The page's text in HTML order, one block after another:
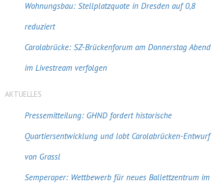
Wohnungsbau: Stellplatzquote in Dresden auf 0,8
reduziert
Carolabrücke: SZ-Brückenforum am Donnerstag Abend
im Livestream verfolgen
AKTUELLES
Pressemitteilung: GHND fordert historische
Quartiersentwicklung und lobt Carolabrücken-Entwurf
von Grassl
Semperoper: Wettbewerb für neues Ballettzentrum im